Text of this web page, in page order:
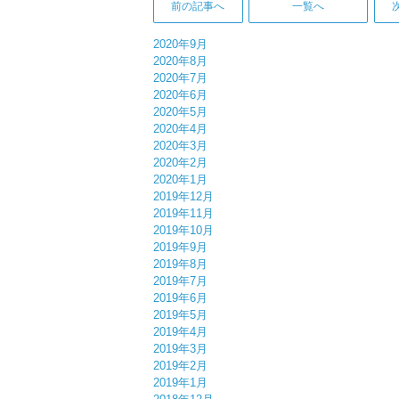
前の記事へ 一覧へ
2020年9月
2020年8月
2020年7月
2020年6月
2020年5月
2020年4月
2020年3月
2020年2月
2020年1月
2019年12月
2019年11月
2019年10月
2019年9月
2019年8月
2019年7月
2019年6月
2019年5月
2019年4月
2019年3月
2019年2月
2019年1月